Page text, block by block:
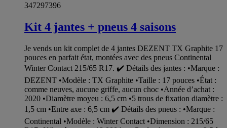
347297396
Kit 4 jantes + pneus 4 saisons
Je vends un kit complet de 4 jantes DEZENT TX Graphite 17
pouces en parfait état, montées avec des pneus Continental
Winter Contact 215/65 R17. ✔️ Détails des jantes : •Marque :
DEZENT •Modèle : TX Graphite •Taille : 17 pouces •État :
comme neuves, aucune griffe, aucun choc •Année d’achat :
2020 •Diamètre moyeu : 6,5 cm •5 trous de fixation diamètre :
1,5 cm •Entre axe : 6,5 cm ✔️ Détails des pneus : •Marque :
Continental •Modèle : Winter Contact •Dimension : 215/65